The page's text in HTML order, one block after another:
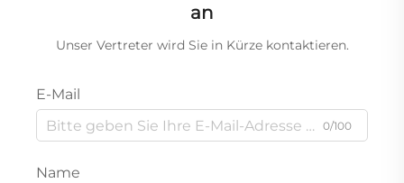
an
Unser Vertreter wird Sie in Kürze kontaktieren.
E-Mail
0/100
Name